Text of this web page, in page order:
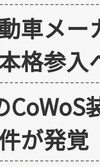
車メ
格参入
が発覚